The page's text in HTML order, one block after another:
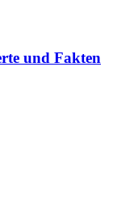
und Fakten